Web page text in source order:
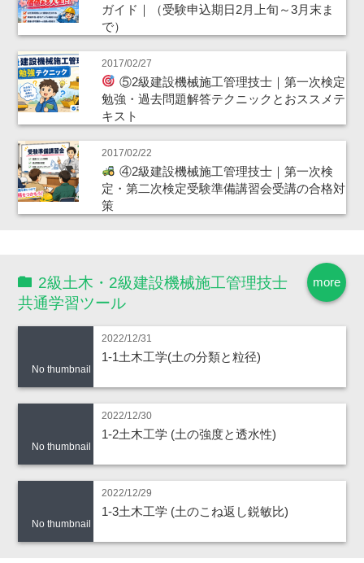
ガイド｜（受験申込期日2月上旬～3月末ま
で）
2017/02/27
⑤2級建設機械施工管理技士｜第一次検定
勉強・過去問題解答テクニックとおススメテ
キスト
2017/02/22
④2級建設機械施工管理技士｜第一次検
定・第二次検定受験準備講習会受講の合格対
策
more
2級土木・2級建設機械施工管理技士
共通学習ツール
No thumbnail
2022/12/31
1-1土木工学(土の分類と粒径)
No thumbnail
2022/12/30
1-2土木工学 (土の強度と透水性)
No thumbnail
2022/12/29
1-3土木工学 (土のこね返し鋭敏比)